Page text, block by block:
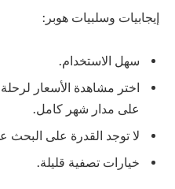
إيجابيات وسلبيات هوبر:
سهل الاستخدام.
اختر مشاهدة الأسعار
على مدار شهر كامل.
لا توجد القدرة على
خيارات تصفية قليلة.